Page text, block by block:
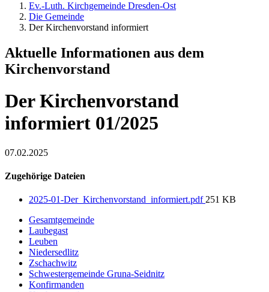
Ev.-Luth. Kirchgemeinde Dresden-Ost
Die Gemeinde
Der Kirchenvorstand informiert
Aktuelle Informationen aus dem
Kirchenvorstand
Der Kirchenvorstand
informiert 01/2025
07.02.2025
Zugehörige Dateien
2025-01-Der_Kirchenvorstand_informiert.pdf 251 KB
Gesamtgemeinde
Laubegast
Leuben
Niedersedlitz
Zschachwitz
Schwestergemeinde Gruna-Seidnitz
Konfirmanden